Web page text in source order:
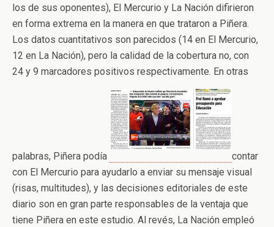
los de sus oponentes), El Mercurio y La Nación difirieron
en forma extrema en la manera en que trataron a Piñera.
Los datos cuantitativos son parecidos (14 en El Mercurio,
12 en La Nación), pero la calidad de la cobertura no, con
24 y 9 marcadores positivos respectivamente. En otras
palabras, Piñera podía
contar
con El Mercurio para ayudarlo a enviar su mensaje visual
(risas, multitudes), y las decisiones editoriales de este
diario son en gran parte responsables de la ventaja que
tiene Piñera en este estudio. Al revés, La Nación empleó